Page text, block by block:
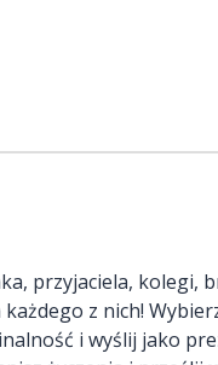
przyjaciela, kolegi,
z nich!
i wyślij jako